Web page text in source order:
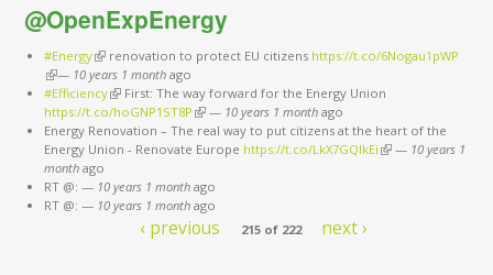
@OpenExpEnergy
#Energy(link is external)
renovation to protect EU citizens https://t.co/6Nogau1pWP
(link is external)
— 10 years 1 monthago
#Efficiency(link is external)
First: The way forward for the Energy Union
https://t.co/hoGNP1ST8P (link is external)
— 10 years 1 monthago
Energy Renovation – The real way to put citizens at the heart of the
Energy Union - Renovate Europe https://t.co/LkX7GQlkEi (link is external)
— 10 years 1
monthago
RT @: — 10 years 1 monthago
RT @: — 10 years 1 monthago
‹ previous 215 of 222 next ›